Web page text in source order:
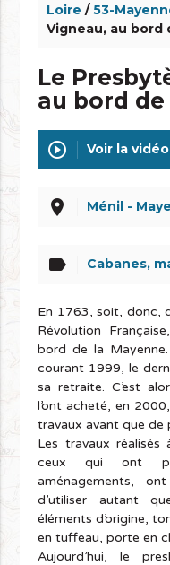
Loire /53-
Vigneau, au bord
Le
au bord
play_circle_outline Voir la vidéo
place Ménil -
label Cabanes,
En 1763, soit, donc,
Révolution
bord de la
courant 1999, le
sa retraite. C’est
l’ont acheté, en
travaux avant que de
Les travaux
ceux qui ont
aménagements,
d’utiliser autant
éléments d’origine,
en tuffeau, porte en
Aujourd’hui, le